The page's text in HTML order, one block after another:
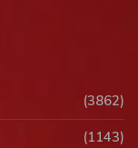
(3862)
(1143)